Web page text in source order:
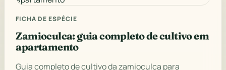
FICHA DE ESPÉCIE
Zamioculca: guia completo de cultivo em
apartamento
Guia completo de cultivo da zamioculca para